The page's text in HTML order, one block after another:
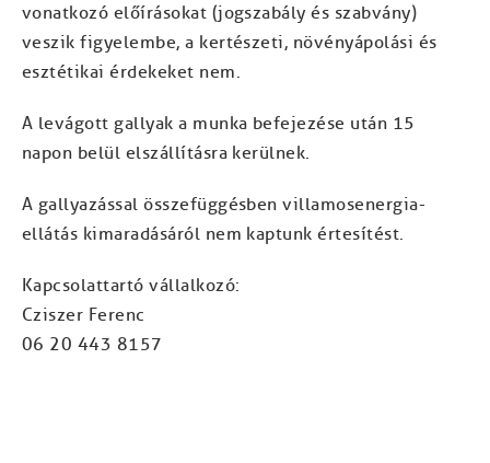
vonatkozó előírásokat (jogszabály és szabvány)
veszik figyelembe, a kertészeti, növényápolási és
esztétikai érdekeket nem.
A levágott gallyak a munka befejezése után 15
napon belül elszállításra kerülnek.
A gallyazással összefüggésben villamosenergia-
ellátás kimaradásáról nem kaptunk értesítést.
Kapcsolattartó vállalkozó:
Cziszer Ferenc
06 20 443 8157